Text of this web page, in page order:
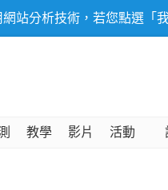
站分析技術，若您點選「
教學 影片 活動